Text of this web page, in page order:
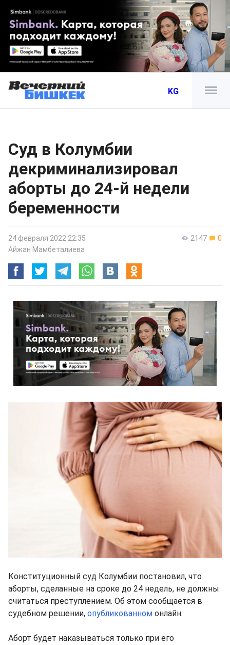
KG
Суд в Колумбии
декриминализировал
аборты до 24-й недели
беременности
2147 0
24 февраля 2022 22:35
Айжан Мамбеталиева
Конституционный суд Колумбии постановил, что
аборты, сделанные на сроке до 24 недель, не должны
считаться преступлением. Об этом сообщается в
судебном решении, опубликованном онлайн.
Аборт будет наказываться только при его